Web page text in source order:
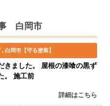
白岡市
白岡市【守る塗装】
きました。 屋根の漆喰の黒ず
。 施工前
詳細はこちら